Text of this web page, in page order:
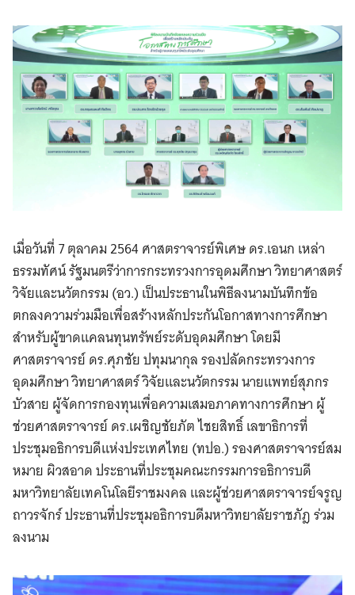
เมื่อวันที่ 7 ตุลาคม 2564 ศาสตราจารย์พิเศษ ดร.เอนก เหล่า
ธรรมทัศน์ รัฐมนตรีว่าการกระทรวงการอุดมศึกษา วิทยาศาสตร์
วิจัยและนวัตกรรม (อว.) เป็นประธานในพิธีลงนามบันทึกข้อ
ตกลงความร่วมมือเพื่อสร้างหลักประกันโอกาสทางการศึกษา
สำหรับผู้ขาดแคลนทุนทรัพย์ระดับอุดมศึกษา โดยมี
ศาสตราจารย์ ดร.ศุภชัย ปทุมนากุล รองปลัดกระทรวงการ
อุดมศึกษา วิทยาศาสตร์ วิจัยและนวัตกรรม นายแพทย์สุภกร
บัวสาย ผู้จัดการกองทุนเพื่อความเสมอภาคทางการศึกษา ผู้
ช่วยศาสตราจารย์ ดร.เผชิญชัยภัต ไชยสิทธิ์ เลขาธิการที่
ประชุมอธิการบดีแห่งประเทศไทย (ทปอ.) รองศาสตราจารย์สม
หมาย ผิวสอาด ประธานที่ประชุมคณะกรรมการอธิการบดี
มหาวิทยาลัยเทคโนโลยีราชมงคล และผู้ช่วยศาสตราจารย์จรูญ
ถาวรจักร์ ประธานที่ประชุมอธิการบดีมหาวิทยาลัยราชภัฎ ร่วม
ลงนาม